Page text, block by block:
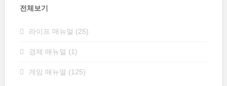
전체보기
라이프 매뉴얼 (25)
경제 매뉴얼 (1)
게임 매뉴얼 (125)